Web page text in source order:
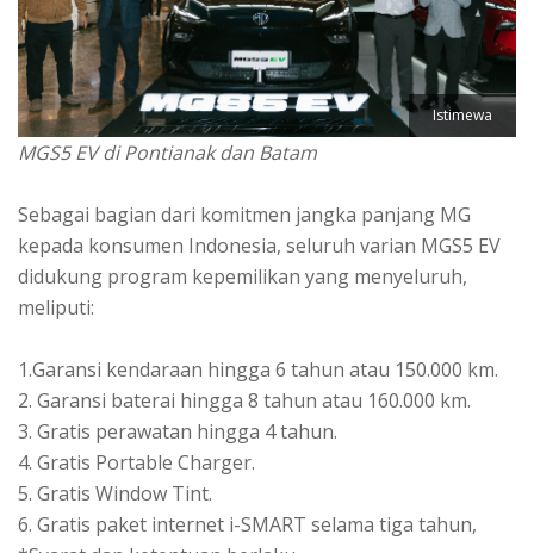
Istimewa
MGS5 EV di Pontianak dan Batam
Sebagai bagian dari komitmen jangka panjang MG
kepada konsumen Indonesia, seluruh varian MGS5 EV
didukung program kepemilikan yang menyeluruh,
meliputi:
1.Garansi kendaraan hingga 6 tahun atau 150.000 km.
2. Garansi baterai hingga 8 tahun atau 160.000 km.
3. Gratis perawatan hingga 4 tahun.
4. Gratis Portable Charger.
5. Gratis Window Tint.
6. Gratis paket internet i-SMART selama tiga tahun,